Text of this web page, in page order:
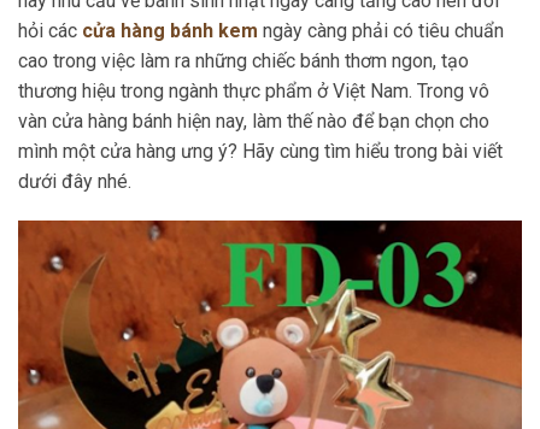
hỏi các cửa hàng bánh kem ngày càng phải có tiêu chuẩn
cao trong việc làm ra những chiếc bánh thơm ngon, tạo
thương hiệu trong ngành thực phẩm ở Việt Nam. Trong vô
vàn cửa hàng bánh hiện nay, làm thế nào để bạn chọn cho
mình một cửa hàng ưng ý? Hãy cùng tìm hiểu trong bài viết
dưới đây nhé.